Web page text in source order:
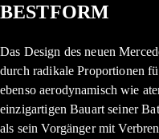
BESTFORM
Das Design des neuen
durch radikale Proportionen
ebenso aerodynamisch wie
einzigartigen Bauart seiner
als sein Vorgänger mit